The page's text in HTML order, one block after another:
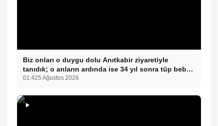
Biz onları o duygu dolu Anıtkabir ziyaretiyle
tanıdık; o anların ardında ise 34 yıl sonra tüp bebek
tedavisiyle gelen çifte mucize yatıyor.
01:425 Ağustos 2026